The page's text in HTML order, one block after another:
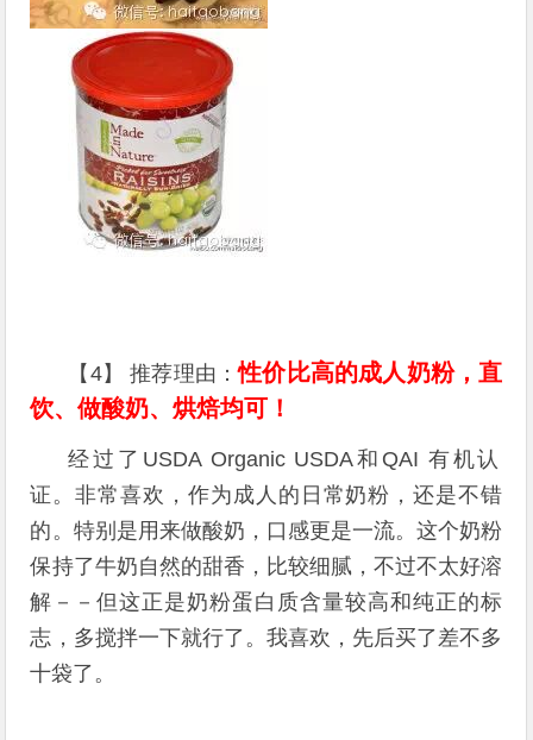
【4】 推荐理由：性价比高的成人奶粉，直
饮、做酸奶、烘焙均可！
经过了USDA Organic USDA和QAI 有机认
证。非常喜欢，作为成人的日常奶粉，还是不错
的。特别是用来做酸奶，口感更是一流。这个奶粉
保持了牛奶自然的甜香，比较细腻，不过不太好溶
解－－但这正是奶粉蛋白质含量较高和纯正的标
志，多搅拌一下就行了。我喜欢，先后买了差不多
十袋了。